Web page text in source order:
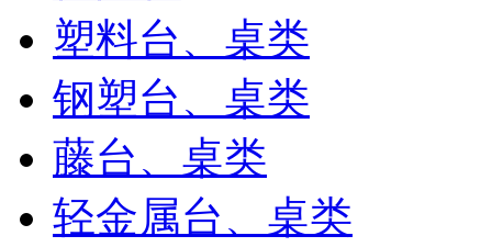
塑料台、桌类
钢塑台、桌类
藤台、桌类
轻金属台、桌类